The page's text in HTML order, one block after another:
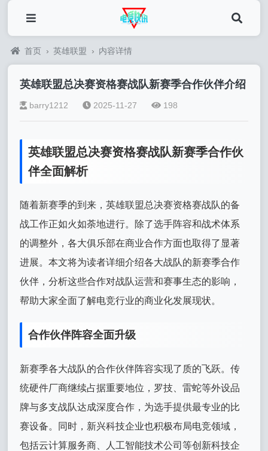
首页 › 英雄联盟 › 内容详情
英雄联盟总决赛资格赛战队新赛季合作伙伴介绍
barry1212 2025-11-27 198
英雄联盟总决赛资格赛战队新赛季合作伙
伴全面解析
随着新赛季的到来，英雄联盟总决赛资格赛战队的备
战工作正如火如荼地进行。除了选手阵容和战术体系
的调整外，各大俱乐部在商业合作方面也取得了显著
进展。本文将为读者详细介绍各大战队的新赛季合作
伙伴，分析这些合作对战队运营和赛事生态的影响，
帮助大家全面了解电竞行业的商业化发展现状。
合作伙伴阵容全面升级
新赛季各大战队的合作伙伴阵容实现了质的飞跃。传
统硬件厂商继续占据重要地位，罗技、雷蛇等外设品
牌与多支战队达成深度合作，为选手提供最专业的比
赛设备。同时，新兴科技企业也积极布局电竞领域，
包括云计算服务商、人工智能技术公司等创新科技企